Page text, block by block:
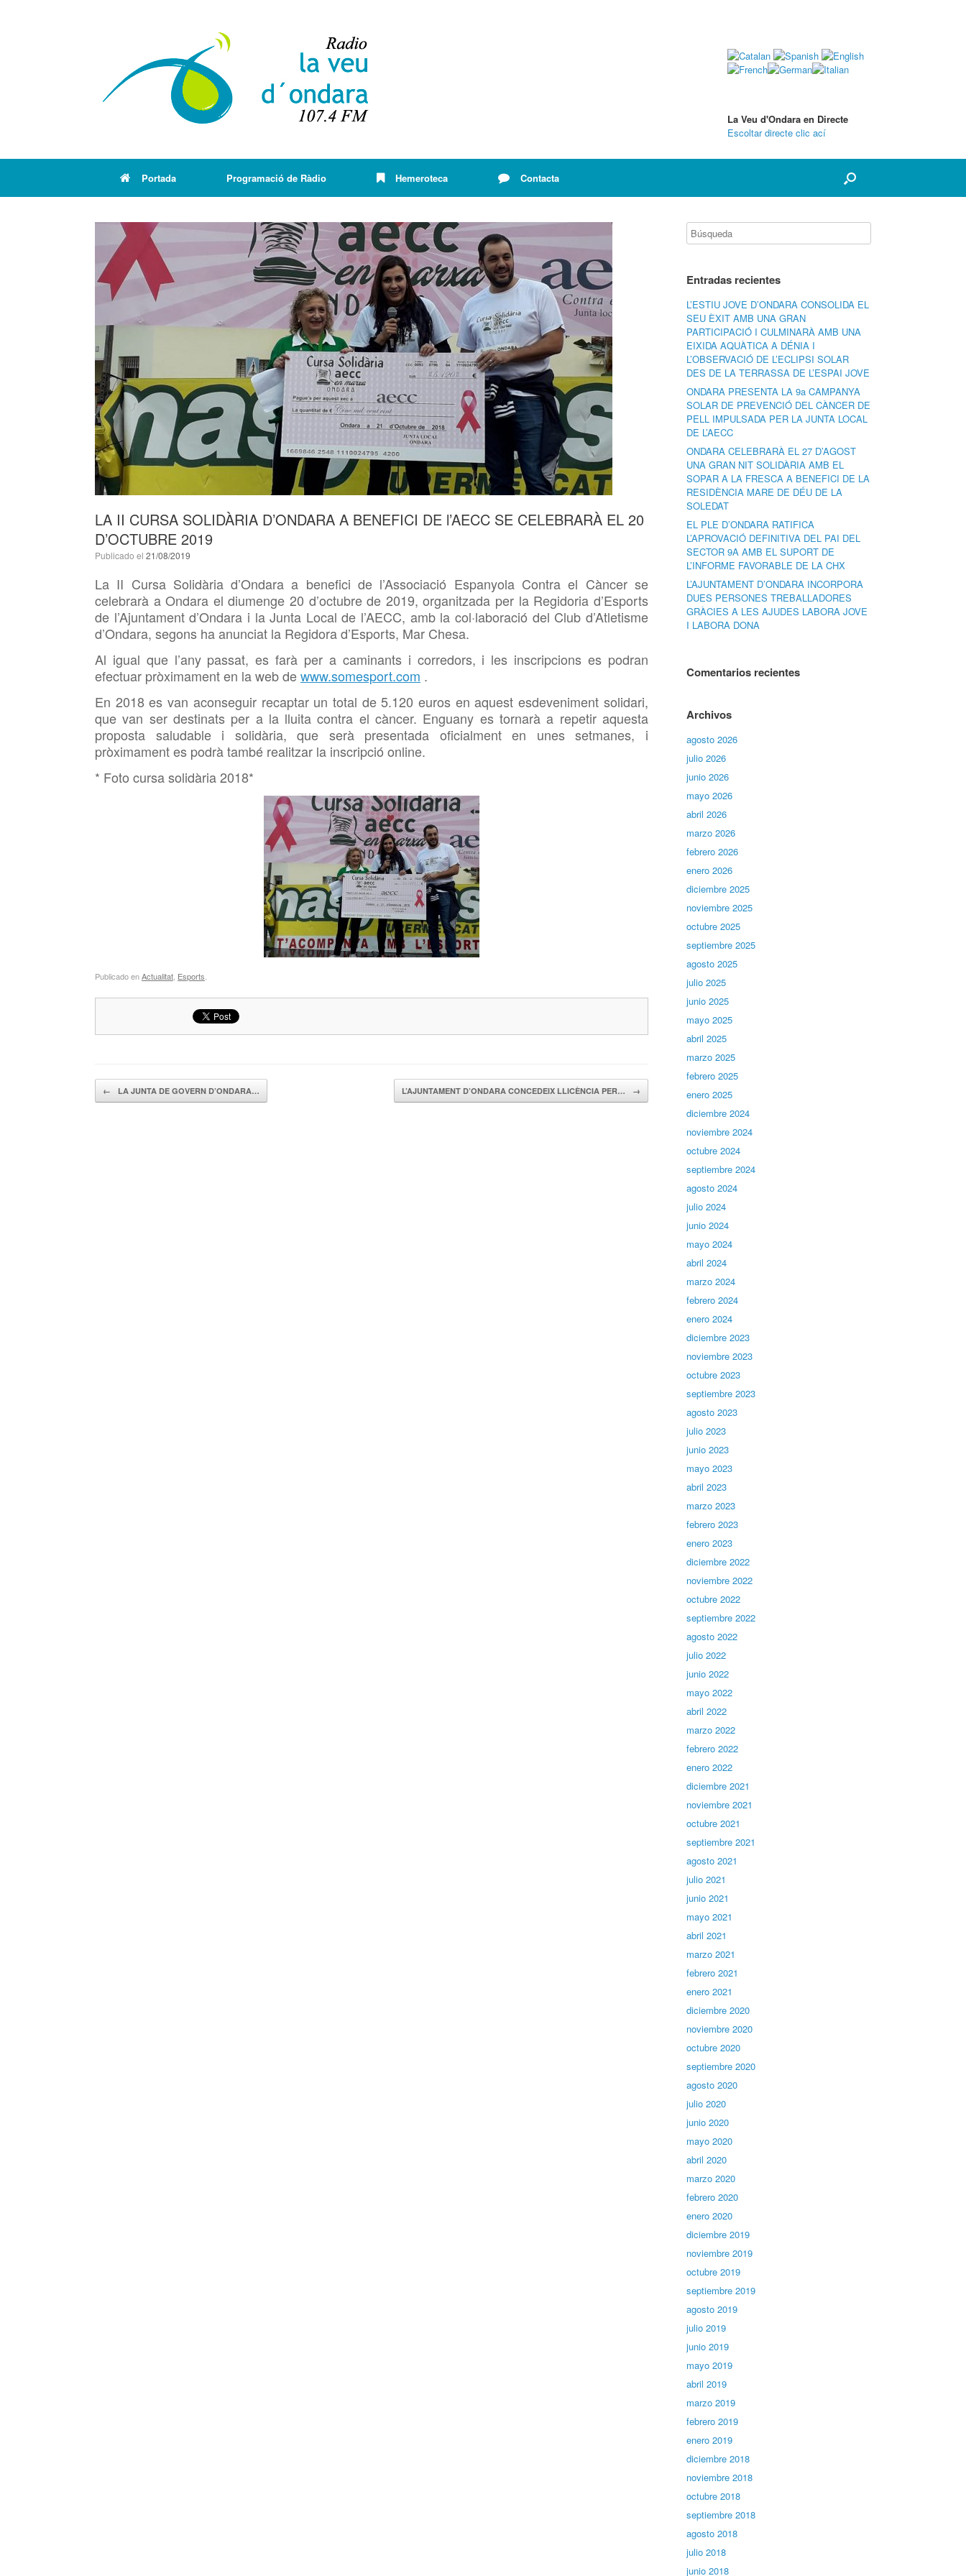
La Veu d'Ondara en Directe
Escoltar directe clic ací
Portada Programació de Ràdio Hemeroteca Contacta
LA II CURSA SOLIDÀRIA D’ONDARA A BENEFICI DE l’AECC SE CELEBRARÀ EL 20
D’OCTUBRE 2019
Publicado el 21/08/2019
La II Cursa Solidària d’Ondara a benefici de l’Associació Espanyola Contra el Càncer se
celebrarà a Ondara el diumenge 20 d’octubre de 2019, organitzada per la Regidoria d’Esports
de l’Ajuntament d’Ondara i la Junta Local de l’AECC, amb la col·laboració del Club d’Atletisme
d’Ondara, segons ha anunciat la Regidora d’Esports, Mar Chesa.
Al igual que l’any passat, es farà per a caminants i corredors, i les inscripcions es podran
efectuar pròximament en la web dewww.somesport.com .
En 2018 es van aconseguir recaptar un total de 5.120 euros en aquest esdeveniment solidari,
que van ser destinats per a la lluita contra el càncer. Enguany es tornarà a repetir aquesta
proposta saludable i solidària, que serà presentada oficialment en unes setmanes, i
pròximament es podrà també realitzar la inscripció online.
* Foto cursa solidària 2018*
Publicado enActualitat Esports
Navegador de artículos
← LA JUNTA DE GOVERN D’ONDARA… L’AJUNTAMENT D’ONDARA CONCEDEIX LLICÈNCIA PER… →
Entradas recientes
L’ESTIU JOVE D’ONDARA CONSOLIDA EL
SEU ÈXIT AMB UNA GRAN
PARTICIPACIÓ I CULMINARÀ AMB UNA
EIXIDA AQUÀTICA A DÉNIA I
L’OBSERVACIÓ DE L’ECLIPSI SOLAR
DES DE LA TERRASSA DE L’ESPAI JOVE
ONDARA PRESENTA LA 9a CAMPANYA
SOLAR DE PREVENCIÓ DEL CÀNCER DE
PELL IMPULSADA PER LA JUNTA LOCAL
DE L’AECC
ONDARA CELEBRARÀ EL 27 D’AGOST
UNA GRAN NIT SOLIDÀRIA AMB EL
SOPAR A LA FRESCA A BENEFICI DE LA
RESIDÈNCIA MARE DE DÉU DE LA
SOLEDAT
EL PLE D’ONDARA RATIFICA
L’APROVACIÓ DEFINITIVA DEL PAI DEL
SECTOR 9A AMB EL SUPORT DE
L’INFORME FAVORABLE DE LA CHX
L’AJUNTAMENT D’ONDARA INCORPORA
DUES PERSONES TREBALLADORES
GRÀCIES A LES AJUDES LABORA JOVE
I LABORA DONA
Comentarios recientes
Archivos
agosto 2026
julio 2026
junio 2026
mayo 2026
abril 2026
marzo 2026
febrero 2026
enero 2026
diciembre 2025
noviembre 2025
octubre 2025
septiembre 2025
agosto 2025
julio 2025
junio 2025
mayo 2025
abril 2025
marzo 2025
febrero 2025
enero 2025
diciembre 2024
noviembre 2024
octubre 2024
septiembre 2024
agosto 2024
julio 2024
junio 2024
mayo 2024
abril 2024
marzo 2024
febrero 2024
enero 2024
diciembre 2023
noviembre 2023
octubre 2023
septiembre 2023
agosto 2023
julio 2023
junio 2023
mayo 2023
abril 2023
marzo 2023
febrero 2023
enero 2023
diciembre 2022
noviembre 2022
octubre 2022
septiembre 2022
agosto 2022
julio 2022
junio 2022
mayo 2022
abril 2022
marzo 2022
febrero 2022
enero 2022
diciembre 2021
noviembre 2021
octubre 2021
septiembre 2021
agosto 2021
julio 2021
junio 2021
mayo 2021
abril 2021
marzo 2021
febrero 2021
enero 2021
diciembre 2020
noviembre 2020
octubre 2020
septiembre 2020
agosto 2020
julio 2020
junio 2020
mayo 2020
abril 2020
marzo 2020
febrero 2020
enero 2020
diciembre 2019
noviembre 2019
octubre 2019
septiembre 2019
agosto 2019
julio 2019
junio 2019
mayo 2019
abril 2019
marzo 2019
febrero 2019
enero 2019
diciembre 2018
noviembre 2018
octubre 2018
septiembre 2018
agosto 2018
julio 2018
junio 2018